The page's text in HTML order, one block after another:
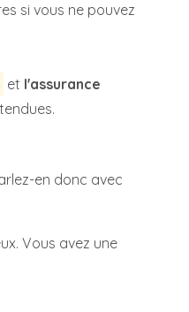
si vous ne pouvez
et l'assurance
en donc avec
Vous avez une